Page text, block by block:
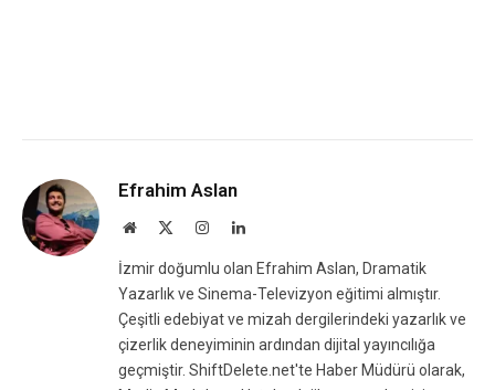
Efrahim Aslan
Website InstagramLinkedIn
İzmir doğumlu olan Efrahim Aslan, Dramatik
Yazarlık ve Sinema-Televizyon eğitimi almıştır.
Çeşitli edebiyat ve mizah dergilerindeki yazarlık ve
çizerlik deneyiminin ardından dijital yayıncılığa
geçmiştir. ShiftDelete.net'te Haber Müdürü olarak,